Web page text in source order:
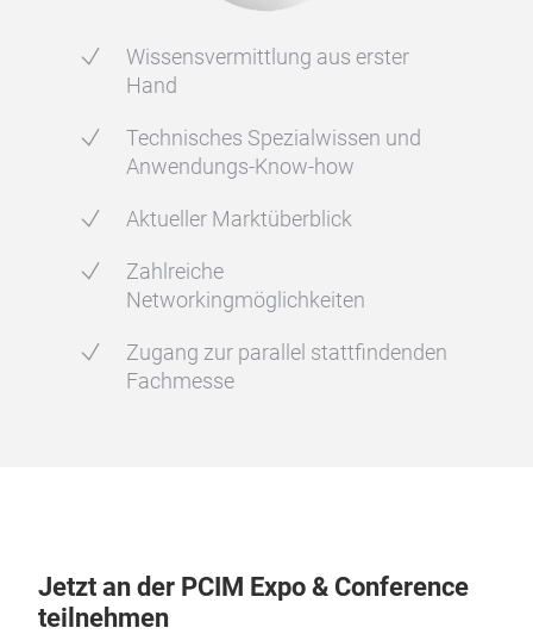
Wissensvermittlung aus erster
Hand
Technisches Spezialwissen und
Anwendungs-Know-how
Aktueller Marktüberblick
Zahlreiche
Networkingmöglichkeiten
Zugang zur parallel stattfindenden
Fachmesse
Jetzt an der PCIM Expo & Conference
teilnehmen